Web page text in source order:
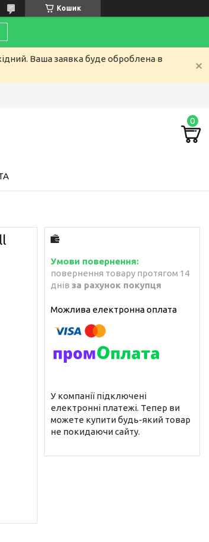
Кошик
Ваша заявка буде оброблена в
повернення товару протягом 14
днів за рахунок покупця
У компанії підключені
електронні платежі. Тепер ви
можете купити будь-який товар
не покидаючи сайту.